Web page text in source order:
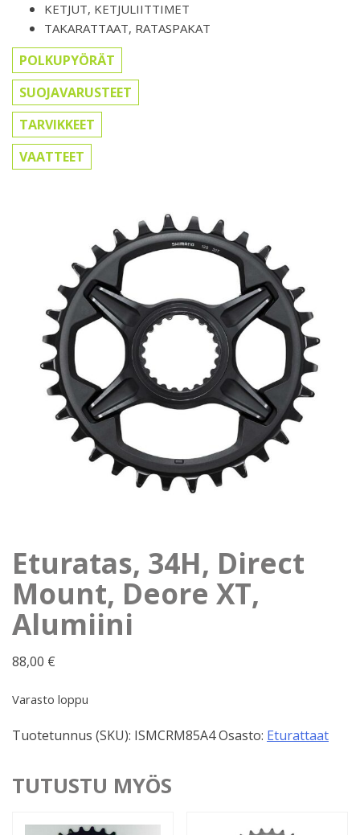
KETJUT, KETJULIITTIMET
TAKARATTAAT, RATASPAKAT
POLKUPYÖRÄT
SUOJAVARUSTEET
TARVIKKEET
VAATTEET
Eturatas, 34H, Direct
Mount, Deore XT,
Alumiini
88,00 €
Varasto loppu
Tuotetunnus (SKU): ISMCRM85A4Osasto: Eturattaat
TUTUSTU MYÖS